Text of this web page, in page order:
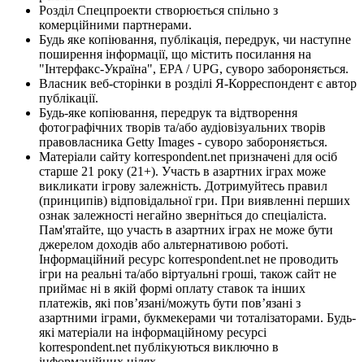
Розділ Спецпроекти створюється спільно з
комерційними партнерами.
Будь яке копіювання, публікація, передрук, чи наступне
поширення інформації, що містить посилання на
"Інтерфакс-Україна", EPA / UPG, суворо забороняється.
Власник веб-сторінки в розділі Я-Корреспондент є автор
публікації.
Будь-яке копіювання, передрук та відтворення
фотографічних творів та/або аудіовізуальних творів
правовласника Getty Images - суворо забороняється.
Матеріали сайту korrespondent.net призначені для осіб
старше 21 року (21+). Участь в азартних іграх може
викликати ігрову залежність. Дотримуйтесь правил
(принципів) відповідальної гри. При виявленні перших
ознак залежності негайно зверніться до спеціаліста.
Пам'ятайте, що участь в азартних іграх не може бути
джерелом доходів або альтернативою роботі.
Інформаційний ресурс korrespondent.net не проводить
ігри на реальні та/або віртуальні гроші, також сайт не
приймає ні в якій формі оплату ставок та інших
платежів, які пов’язані/можуть бути пов’язані з
азартними іграми, букмекерами чи тоталізаторами. Будь-
які матеріали на інформаційному ресурсі
korrespondent.net публікуються виключно в